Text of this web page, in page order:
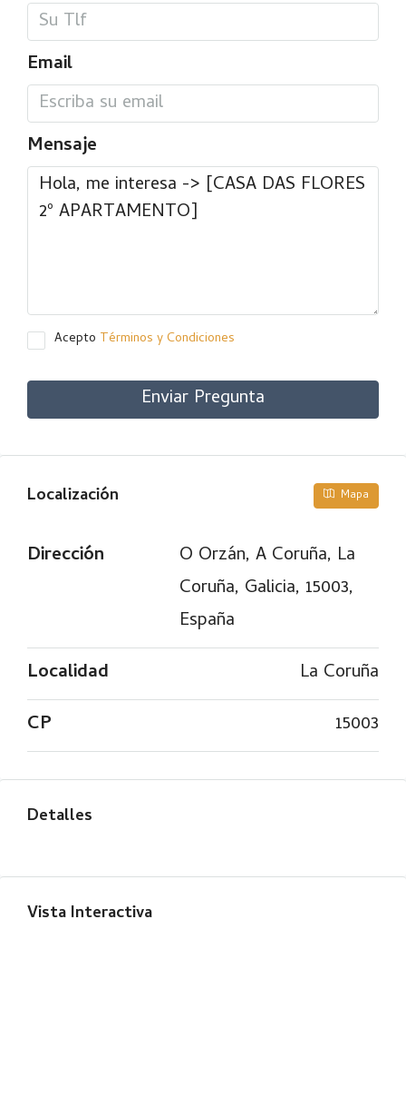
Email
Mensaje
Acepto Términos y Condiciones
Enviar Pregunta
Localización Mapa
Dirección
O Orzán, A Coruña, La
Coruña, Galicia, 15003,
España
Localidad
La Coruña
CP
15003
Detalles
Vista Interactiva